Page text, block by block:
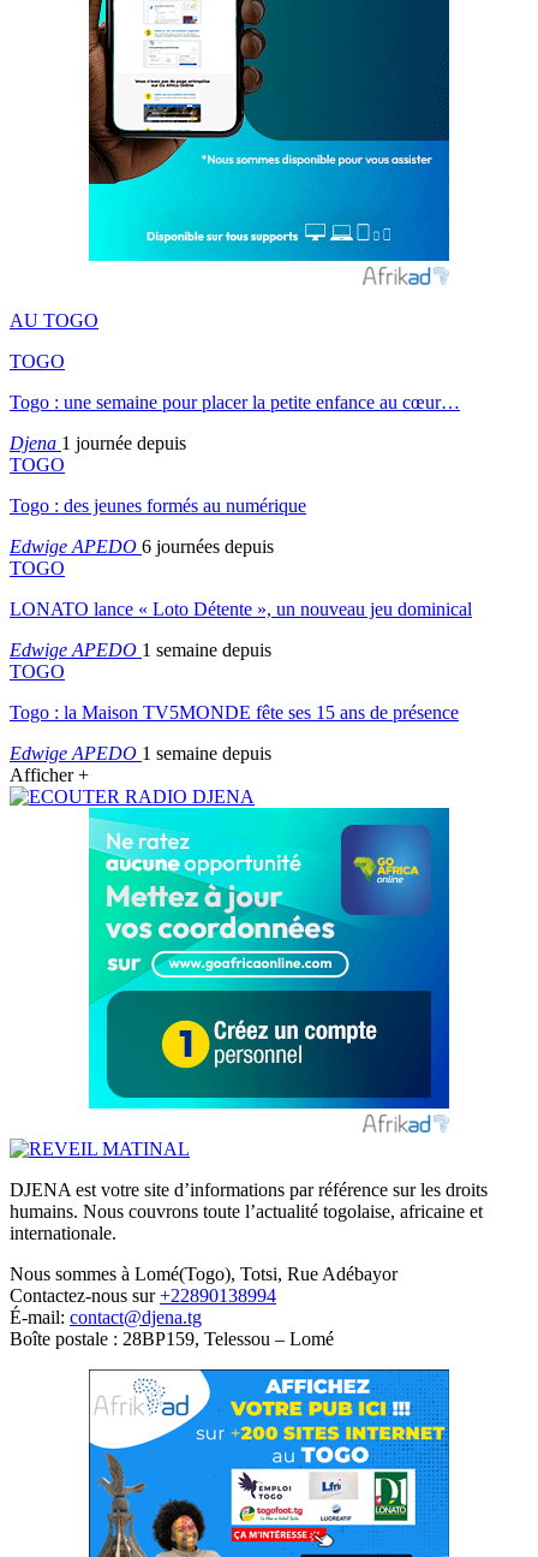
AU TOGO
TOGO
Togo : une semaine pour placer la petite enfance au cœur…
Djena 1 journée depuis
TOGO
Togo : des jeunes formés au numérique
Edwige APEDO 6 journées depuis
TOGO
LONATO lance « Loto Détente », un nouveau jeu dominical
Edwige APEDO 1 semaine depuis
TOGO
Togo : la Maison TV5MONDE fête ses 15 ans de présence
Edwige APEDO 1 semaine depuis
Afficher +
DJENA est votre site d’informations par référence sur les droits
humains. Nous couvrons toute l’actualité togolaise, africaine et
internationale.
Nous sommes à Lomé(Togo), Totsi, Rue Adébayor
Contactez-nous sur+22890138994
É-mail: contact@djena.tg
Boîte postale : 28BP159, Telessou – Lomé